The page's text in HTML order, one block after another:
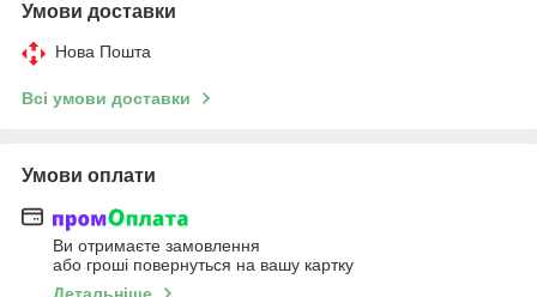
Умови доставки
Нова Пошта
Всі умови доставки
Умови оплати
Ви отримаєте замовлення
або гроші повернуться на вашу картку